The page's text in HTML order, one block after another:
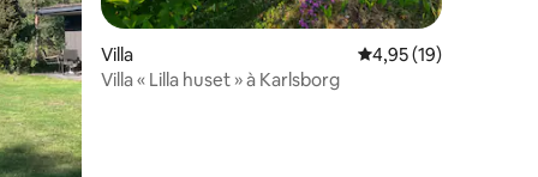
: 4,96 sur 5
Villa Évaluation moyenne
4,95 (19)
Villa « Lilla huset » à Karlsborg